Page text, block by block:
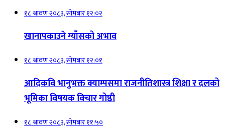
१८ श्रावण २०८३, सोमबार १२:०२
खानापकाउने ग्याँसको अभाव
१८ श्रावण २०८३, सोमबार १२:०१
आदिकवि भानुभक्त क्याम्पसमा राजनीतिशास्त्र शिक्षा र दलको
भूमिका विषयक विचार गोष्ठी
१८ श्रावण २०८३, सोमबार ११:५०